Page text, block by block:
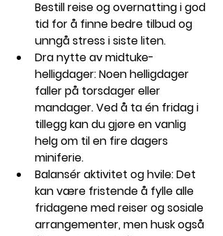
Bestill reise og overnatting i god
tid for å finne bedre tilbud og
unngå stress i siste liten.
Dra nytte av midtuke-
helligdager: Noen helligdager
faller på torsdager eller
mandager. Ved å ta én fridag i
tillegg kan du gjøre en vanlig
helg om til en fire dagers
miniferie.
Balansér aktivitet og hvile: Det
kan være fristende å fylle alle
fridagene med reiser og sosiale
arrangementer, men husk også